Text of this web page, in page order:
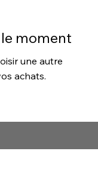
moment
une autre
achats.